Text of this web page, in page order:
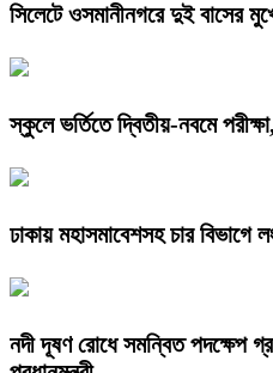
সিলেটে ওসমানীনগরে দুই বাসের
স্কুলে ভর্তিতে দ্বিতীয়-নবমে
ঢাকায় মহাসমাবেশসহ চার বিভাগে
নদী দূষণ রোধে সমন্বিত পদক্ষেপ